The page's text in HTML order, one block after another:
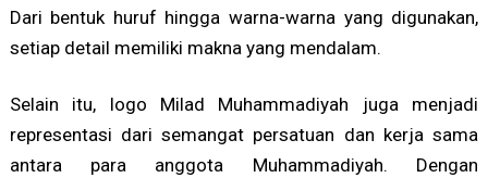
Dari bentuk huruf hingga warna-warna yang digunakan,
setiap detail memiliki makna yang mendalam.
Selain itu, logo Milad Muhammadiyah juga menjadi
representasi dari semangat persatuan dan kerja sama
antara para anggota Muhammadiyah. Dengan